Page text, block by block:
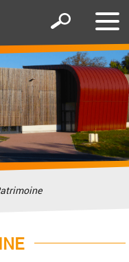
le
Afficher
formulaire
de
recherche